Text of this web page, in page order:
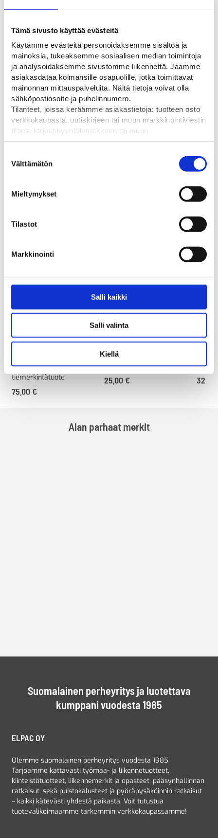
Tämä sivusto käyttää evästeitä
Käytämme evästeitä personoidaksemme sisältöä ja
mainoksia, tukeaksemme sosiaalisen median toimintoja
ja analysoidaksemme sivustomme liikennettä. Jaamme
asiakasdataa kolmansille osapuolille, jotka toimittavat
mainonnan mittauspalveluita. Näitä tietoja voivat olla
sähköpostiosoite ja puhelinnumero.
Tilanteet, joissa keräämme asiakastietoja: tuotteen osto
verkkokaupasta, uutiskirjeen tai muun markkinointiviestin
tilaus, tarjouspyyntölomakkeen tai muun
yhteydenottolomakkeen lähettäminen, käyttäjätilin
pyydetään erillinen suostumus tiedon käyttämiseen
markkinoinnissa. Hyväksymällä mainontaevästeet,
hyväksyt asiakasdatan jakamisen kolmansille osapuolille
mainonnan mittaamista varten.
valinta
Välttämätön
Mieltymykset
Tilastot
Markkinointi
Salli kaikki
Salli valinta
Kiellä
LISÄTIEDOT ARVIOT
Lisätiedot
Paino
1 kg (kilogramma)
Koko
2000 x 400 mm
Tutustu myös
Prefatherm, Sähköauton
lataussymboli, puolikas
Valmiiksi muotoon leikattu
tiemerkintätuote
75,00 €
Prefatherm, Jalankulku,
600 x 450 mm
Valmiiksi muotoon leikattu
termoplastinen
tiemerkintätuote
25,00 €
1000
32,00
Alan parhaat merkit
Suomalainen perheyritys ja luotettava
kumppani vuodesta 1985
ELPAC OY
Olemme suomalainen perheyritys vuodesta 1985.
Tarjoamme kattavasti työmaa- ja liikennetuotteet,
kiinteistötuotteet, liikennemerkit ja opasteet, pääsynhallinnan
ratkaisut, sekä puistokalusteet ja pyöräpysäköinnin ratkaisut
– kaikki kätevästi yhdestä paikasta. Voit tutustua
tuotevalikoimaamme tarkemmin verkkokaupassamme!